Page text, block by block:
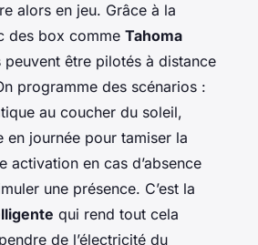
alors en jeu. Grâce à la
des box comme Tahoma
peuvent être pilotés à distance
programme des scénarios :
au coucher du soleil,
en journée pour tamiser la
activation en cas d’absence
une présence. C’est la
qui rend tout cela
de l’électricité du